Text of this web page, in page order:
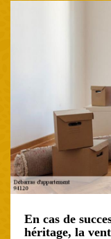
En cas de
héritage, la